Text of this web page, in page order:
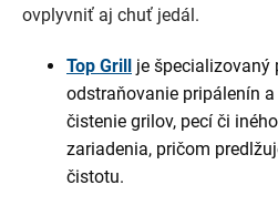
ovplyvniť aj chuť jedál.
Top Grill
je špecializovaný
odstraňovanie pripálenín
čistenie grilov, pecí či
zariadenia, pričom
čistotu.